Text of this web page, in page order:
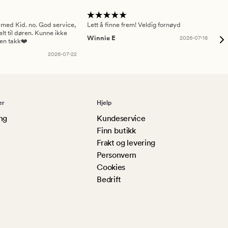
Kid. no. God service,
til døren. Kunne ikke
takk❤️
2026-07-22
Lett å finne frem! Veldig fornøyd
Winnie E
2026-07-18
Hjelp
Kundeservice
Finn butikk
Frakt og levering
Personvern
Cookies
Bedrift